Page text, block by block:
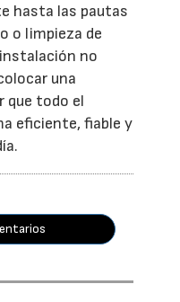
hasta las pautas
o limpieza de
no
una
que todo el
eficiente, fiable y